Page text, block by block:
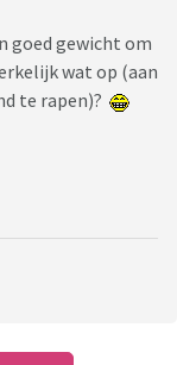
goed gewicht om
wat op (aan
te rapen)?